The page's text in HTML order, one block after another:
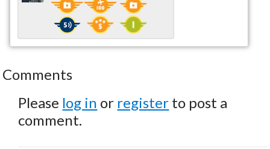
Comments
Please log in or register to post a
comment.